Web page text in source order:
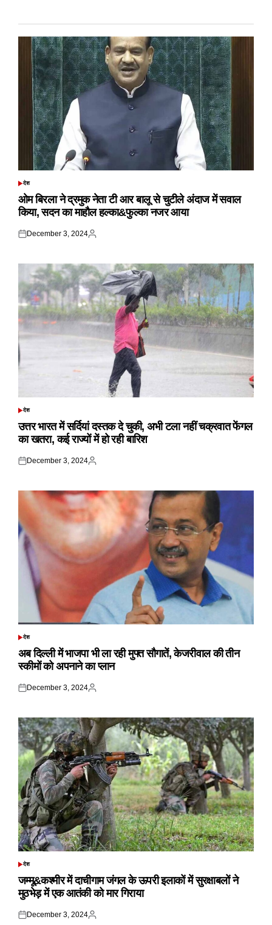
POSTED
देश
ओम बिरला ने द्रमुक नेता टी आर बालू से चुटीले अंदाज में सवाल
किया, सदन का माहौल हल्का&फुल्का नजर आया
Posted
December 3, 2024
Posted
POSTED
देश
उत्तर भारत में सर्दियां दस्तक दे चुकी, अभी टला नहीं चक्रवात फेंगल
का खतरा, कई राज्यों में हो रही बारिश
Posted
December 3, 2024
Posted
POSTED
देश
अब दिल्ली में भाजपा भी ला रही मुफ्त सौगातें, केजरीवाल की तीन
स्कीमों को अपनाने का प्लान
Posted
December 3, 2024
Posted
POSTED
देश
जम्मू&कश्मीर में दाचीगाम जंगल के ऊपरी इलाकों में सुरक्षाबलों ने
मुठभेड़ में एक आतंकी को मार गिराया
Posted
December 3, 2024
Posted